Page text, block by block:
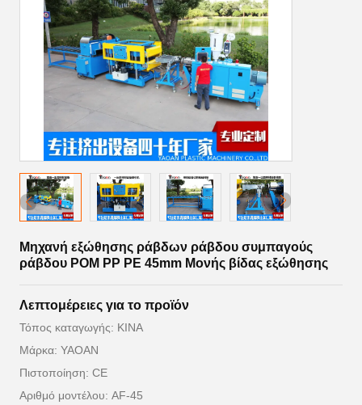
Μηχανή εξώθησης ράβδων ράβδου συμπαγούς
ράβδου POM PP PE 45mm Μονής βίδας εξώθησης
Λεπτομέρειες για το προϊόν
Τόπος καταγωγής: ΚΙΝΑ
Μάρκα: YAOAN
Πιστοποίηση: CE
Αριθμό μοντέλου: AF-45